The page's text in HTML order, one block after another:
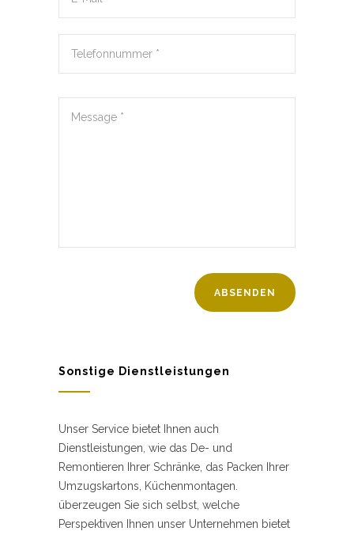
Sonstige Dienstleistungen
Unser Service bietet Ihnen auch
Dienstleistungen, wie das De- und
Remontieren Ihrer Schränke, das Packen Ihrer
Umzugskartons, Küchenmontagen.
überzeugen Sie sich selbst, welche
Perspektiven Ihnen unser Unternehmen bietet